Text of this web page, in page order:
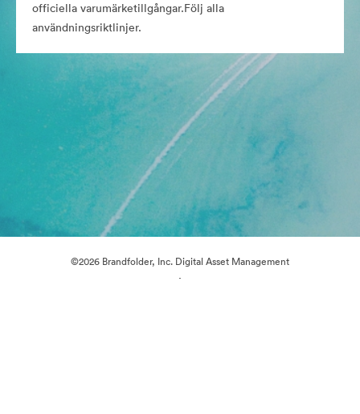
officiella varumärketillgångar.Följ alla
användningsriktlinjer.
©2026 Brandfolder, Inc. Digital Asset Management
·